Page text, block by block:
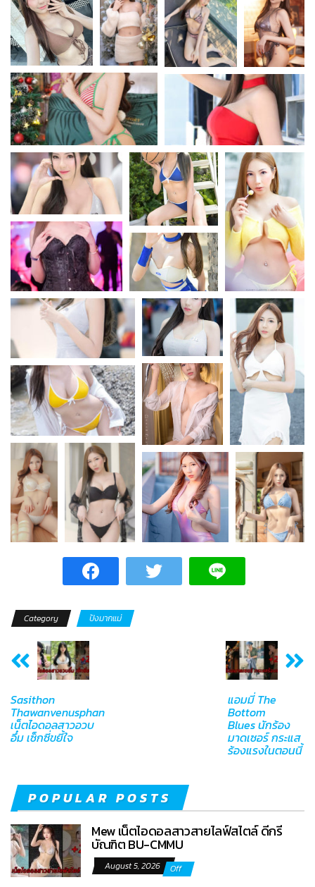
Category ปังมากแม่
Sasithon
Thawanvenusphan
เน็ตไอดอลสาวอวบ
อึ๋ม เซ็กซี่ขยี้ใจ
แอมมี่ The
Bottom
Blues นักร้อง
มาดเซอร์ กระแส
ร้องแรงในตอนนี้
POPULAR POSTS
Mew เน็ตไอดอลสาวสายไลฟ์สไตล์ ดีกรี
บัณฑิต BU-CMMU
August 5, 2026 Off